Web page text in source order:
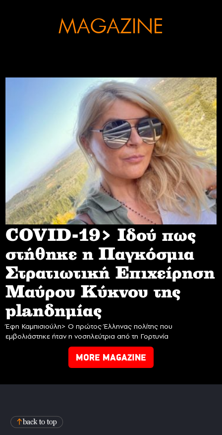
MAGAZINE
COVID-19> Iδού πως
στήθηκε η Παγκόσμια
Στρατιωτική Επιχείρηση
Mαύρου Κύκνου της
planδημίας
Έφη Καμπισιούλη> Ο πρώτος Έλληνας πολίτης που
εμβολιάστηκε ήταν η νοσηλεύτρια από τη Γορτυνία
MORE MAGAZINE